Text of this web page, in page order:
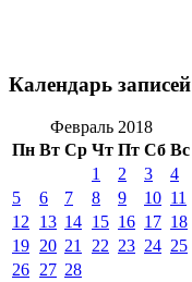
Календарь записей
Февраль 2018
Пн Вт Ср Чт Пт Сб Вс
1 2 3
4
5
6 7 8 9 10 11
12
13 14 15 16 17 18
19 20 21 22 23 24 25
26 27 28